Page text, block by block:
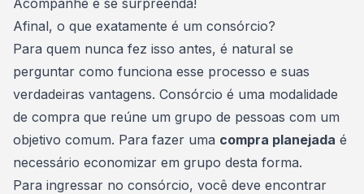
Acompanhe e se surpreenda!
Afinal, o que exatamente é um consórcio?
Para quem nunca fez isso antes, é natural se
perguntar como funciona esse processo e suas
verdadeiras vantagens. Consórcio é uma modalidade
de compra que reúne um grupo de pessoas com um
objetivo comum. Para fazer uma compra planejada é
necessário economizar em grupo desta forma.
Para ingressar no consórcio, você deve encontrar